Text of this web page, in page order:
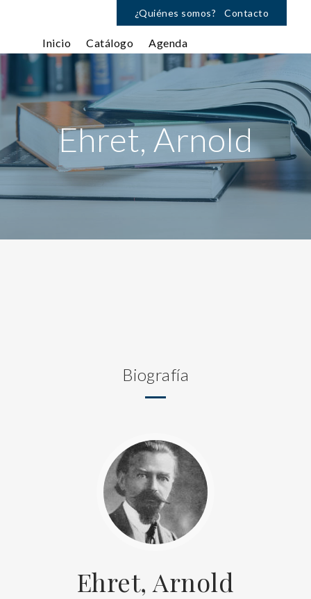
¿Quiénes somos? Contacto
Inicio Catálogo Agenda
Ehret, Arnold
Biografía
Ehret, Arnold